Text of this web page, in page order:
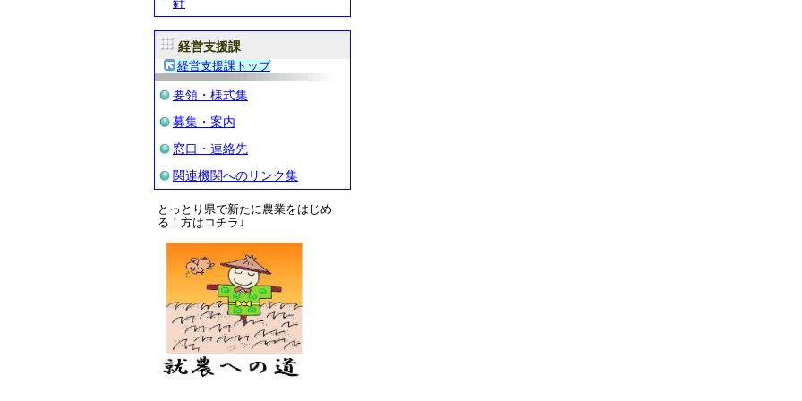
経営支援課
経営支援課トップ
要領・様式集
募集・案内
窓口・連絡先
関連機関へのリンク集
とっとり県で新たに農業をはじめ
る！方はコチラ↓